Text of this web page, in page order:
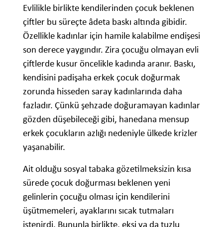
Evlilikle birlikte kendilerinden çocuk beklenen
çiftler bu süreçte âdeta baskı altında gibidir.
Özellikle kadınlar için hamile kalabilme endişesi
son derece yaygındır. Zira çocuğu olmayan evli
çiftlerde kusur öncelikle kadında aranır. Baskı,
kendisini padişaha erkek çocuk doğurmak
zorunda hisseden saray kadınlarında daha
fazladır. Çünkü şehzade doğuramayan kadınlar
gözden düşebileceği gibi, hanedana mensup
erkek çocukların azlığı nedeniyle ülkede krizler
yaşanabilir.
Ait olduğu sosyal tabaka gözetilmeksizin kısa
sürede çocuk doğurması beklenen yeni
gelinlerin çocuğu olması için kendilerini
üşütmemeleri, ayaklarını sıcak tutmaları
istenirdi. Bununla birlikte, ekşi ya da tuzlu